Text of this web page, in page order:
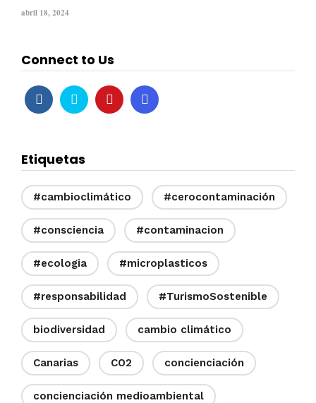
abril 18, 2024
Connect to Us
Etiquetas
#cambioclimático #cerocontaminación
#consciencia #contaminacion
#ecologia #microplasticos
#responsabilidad #TurismoSostenible
biodiversidad cambio climático
Canarias CO2 concienciación
concienciación medioambiental